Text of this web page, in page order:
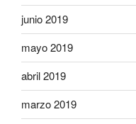
junio 2019
mayo 2019
abril 2019
marzo 2019